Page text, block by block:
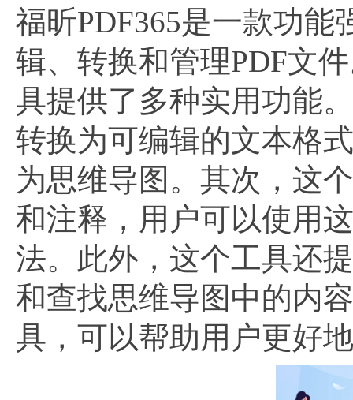
福昕PDF365是一款功能
辑、转换和管理PDF文
具提供了多种实用功能
转换为可编辑的文本格
为思维导图。其次，这
和注释，用户可以使用
法。此外，这个工具还
和查找思维导图中的内
具，可以帮助用户更好